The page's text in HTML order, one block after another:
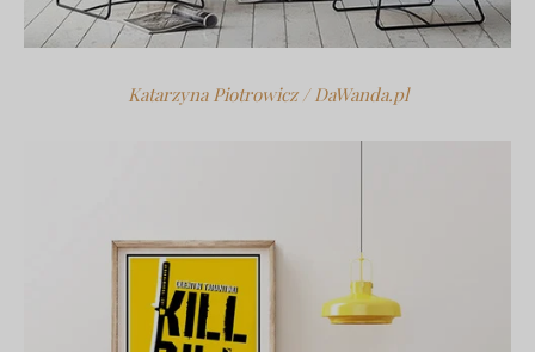
Katarzyna Piotrowicz / DaWanda.pl